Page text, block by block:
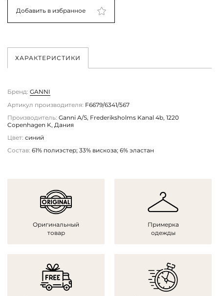
Добавить в избранное
ХАРАКТЕРИСТИКИ
Бренд: GANNI
Артикул производителя: F6679/6341/567
Производитель: Ganni A/S, Frederiksholms Kanal 4b, 1220
Copenhagen K, Дания
Цвет: синий
Состав: 61% полиэстер; 33% вискоза; 6% эластан
Оригинальный
товар
Примерка
одежды